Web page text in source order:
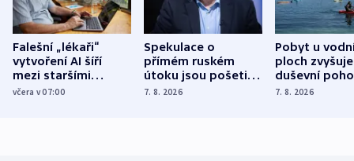
Falešní „lékaři“
vytvoření AI šíří
mezi staršími
Poláky nebezpečné
včera v 07:00
Spekulace o
přímém ruském
útoku jsou pošetilé,
míní estonský
7. 8. 2026
Pobyt u
ploch zvyšuje
duševní
ukázala
7. 8. 2026